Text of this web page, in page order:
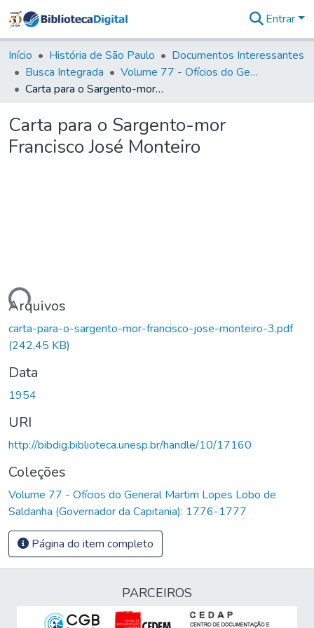
&
Coleções
Tudo na
Biblioteca
Estatísticas
Entrar
Início História de São Paulo
Documentos Interessantes
Busca Integrada
Volume 77 - Ofícios do General Martim Lopes Lobo de Saldanha (Governador da Capitania): 1776-1777
Carta para o Sargento-mor Francisco José Monteiro
Carta para o Sargento-mor
Francisco José Monteiro
Arquivos
carta-para-o-sargento-mor-francisco-jose-monteiro-3.pdf
(242,45 KB)
Data
1954
URI
http://bibdig.biblioteca.unesp.br/handle/10/17160
Coleções
Volume 77 - Ofícios do General Martim Lopes Lobo de
Saldanha (Governador da Capitania): 1776-1777
Página do item completo
PARCEIROS